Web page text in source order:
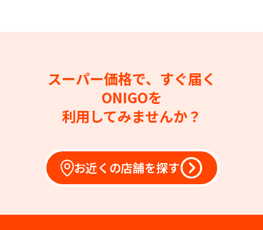
スーパー価格で、すぐ届く
ONIGOを
利用してみませんか？
お近くの店舗を探す